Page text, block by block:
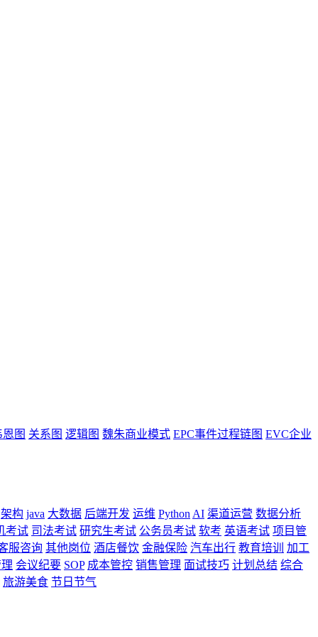
恩图 关系图 逻辑图 魏朱商业模式 EPC事件过程链图 EVC企业
架构 java 大数据 后端开发 运维 Python AI 渠道运营 数据分析
考试 司法考试 研究生考试 公务员考试 软考 英语考试 项目管
服咨询 其他岗位 酒店餐饮 金融保险 汽车出行 教育培训
加工
会议纪要 SOP 成本管控 销售管理 面试技巧 计划总结 综合
旅游美食 节日节气